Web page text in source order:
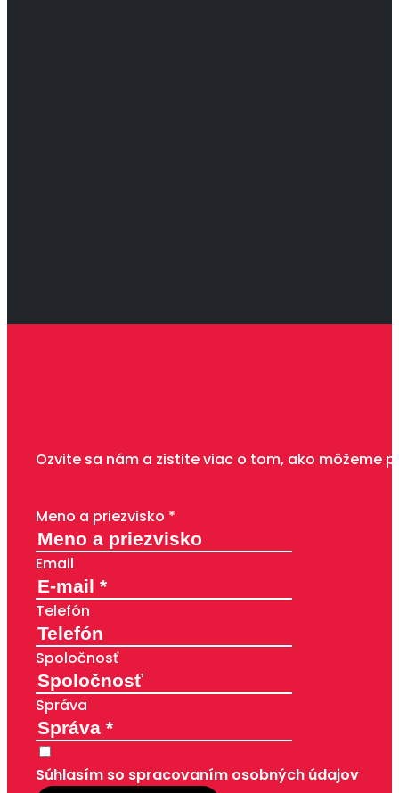
Ozvite sa nám a zistite viac o tom, ako môžeme
Meno a priezvisko *
Email
Telefón
Spoločnosť
Správa
Súhlasím so spracovaním osobných údajov